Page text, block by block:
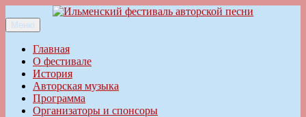
к
содержимому
Ильменский фестиваль авторской песни
Меню
Главная
О фестивале
История
Авторская музыка
Программа
Организаторы и спонсоры